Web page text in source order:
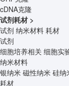
cDNA克隆
试剂耗材 >
试剂 纳米材料 耗材
试剂
细胞培养相关 细胞实
纳米材料
银纳米 磁性纳米 硅纳
耗材